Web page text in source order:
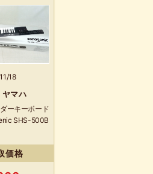
18
マハ
ーキーボード
SHS-500B
価格